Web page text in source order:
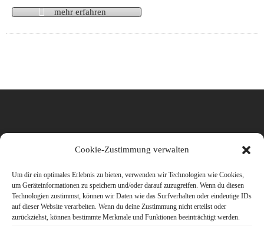
Cookie-Zustimmung verwalten
Um dir ein optimales Erlebnis zu bieten, verwenden wir Technologien wie Cookies,
um Geräteinformationen zu speichern und/oder darauf zuzugreifen. Wenn du diesen
Technologien zustimmst, können wir Daten wie das Surfverhalten oder eindeutige IDs
auf dieser Website verarbeiten. Wenn du deine Zustimmung nicht erteilst oder
zurückziehst, können bestimmte Merkmale und Funktionen beeinträchtigt werden.
mehr erfahren
AUSBILDUNGSZENTRUM STOCKSTADT
Industriestraße 18, 63811 Stockstadt